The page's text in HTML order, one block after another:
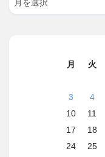
月
火
3
4
10
11
17
18
24
25